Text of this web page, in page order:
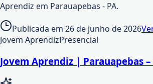
Aprendiz em Parauapebas - PA.
Publicada em 26 de junho de 2026
Jovem AprendizPresencial
Jovem Aprendiz | Parauapebas